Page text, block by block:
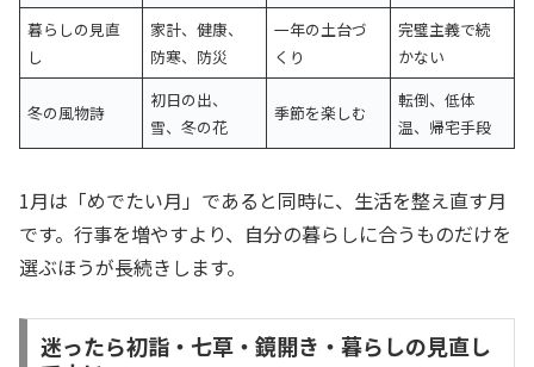
暮らしの見直
し
家計、健康、
防寒、防災
一年の土台づ
くり
完璧主義で続
かない
冬の風物詩
初日の出、
雪、冬の花
季節を楽しむ
転倒、低体
温、帰宅手段
1月は「めでたい月」であると同時に、生活を整え直す月
です。行事を増やすより、自分の暮らしに合うものだけを
選ぶほうが長続きします。
迷ったら初詣・七草・鏡開き・暮らしの見直し